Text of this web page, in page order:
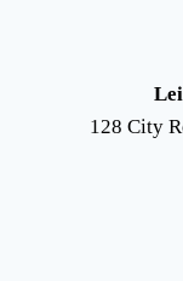
128 City